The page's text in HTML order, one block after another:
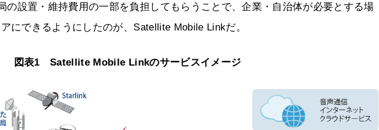
の設置・維持費用の一部を負担してもらうことで、企業・自治体が必要とする場
にできるようにしたのが、Satellite Mobile Linkだ。
図表1 Satellite Mobile Linkのサービスイメージ